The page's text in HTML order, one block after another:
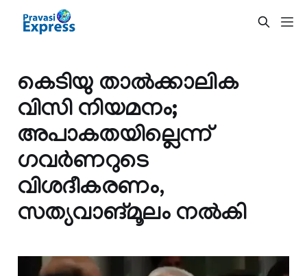
കെടിയു താൽക്കാലിക
വിസി നിയമനം;
അപാകതയില്ലെന്ന്
ഗവര്‍ണറുടെ
വിശദീകരണം,
സത്യവാങ്മൂലം നല്‍കി